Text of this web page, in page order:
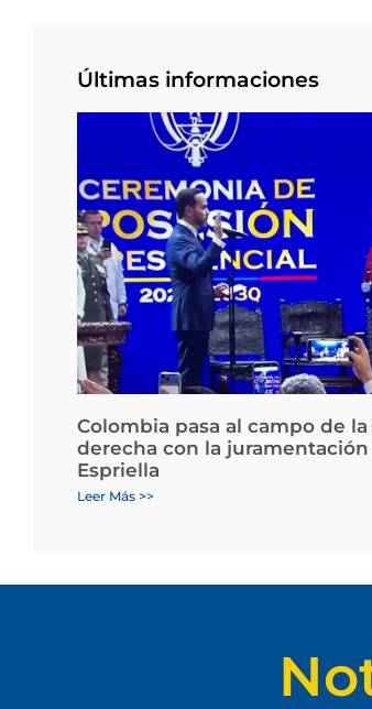
Últimas informaciones
Colombia pasa al campo de
derecha con la juramentación
Espriella
Leer Más >>